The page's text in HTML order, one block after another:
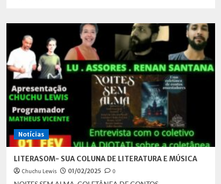
SACOLÃO
Notícias
LITERASOM- SUA COLUNA DE LITERATURA E MÚSICA
Chuchu Lewis 01/02/2025
0